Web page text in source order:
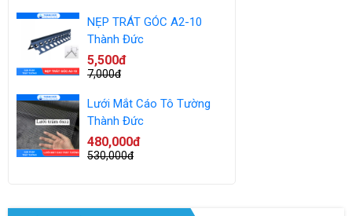
NẸP TRÁT GÓC A2-10
Thành Đức
5,500đ
7,000đ
Lưới Mắt Cáo Tô Tường
Thành Đức
480,000đ
530,000đ